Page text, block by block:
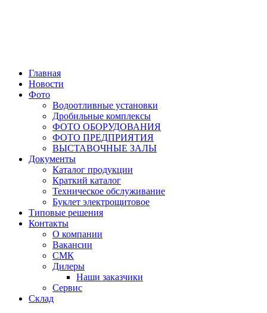
Главная
Новости
Фото
Водоотливные установки
Дробильные комплексы
ФОТО ОБОРУДОВАНИЯ
ФОТО ПРЕДПРИЯТИЯ
ВЫСТАВОЧНЫЕ ЗАЛЫ
Документы
Каталог продукции
Краткий каталог
Техническое обслуживание
Буклет электрощитовое
Типовые решения
Контакты
О компании
Вакансии
СМК
Дилеры
Наши заказчики
Сервис
Склад